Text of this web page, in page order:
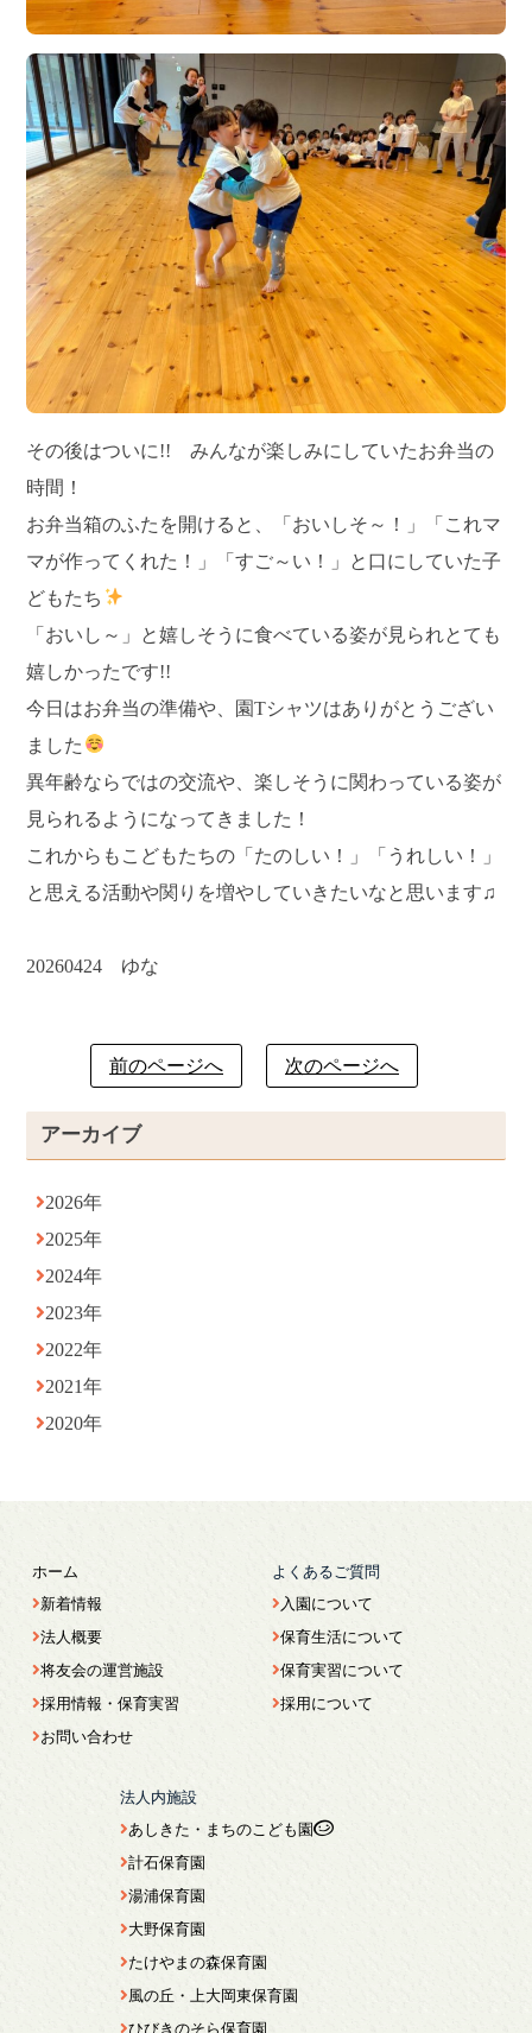
アーカイブ
2026年
2025年
2024年
2023年
2022年
2021年
2020年
その後はついに!! みんなが楽しみにしていたお弁当の
時間！
お弁当箱のふたを開けると、「おいしそ～！」「これマ
マが作ってくれた！」「すご～い！」と口にしていた子
どもたち
「おいし～」と嬉しそうに食べている姿が見られとても
嬉しかったです!!
今日はお弁当の準備や、園Tシャツはありがとうござい
ました
異年齢ならではの交流や、楽しそうに関わっている姿が
見られるようになってきました！
これからもこどもたちの「たのしい！」「うれしい！」
と思える活動や関りを増やしていきたいなと思います♫
20260424 ゆな
前のページへ 次のページへ
ホーム
新着情報
法人概要
将友会の運営施設
採用情報・保育実習
お問い合わせ
よくあるご質問
入園について
保育生活について
保育実習について
採用について
法人内施設
あしきた・まちのこども園
計石保育園
湯浦保育園
大野保育園
たけやまの森保育園
風の丘・上大岡東保育園
ひびきのそら保育園